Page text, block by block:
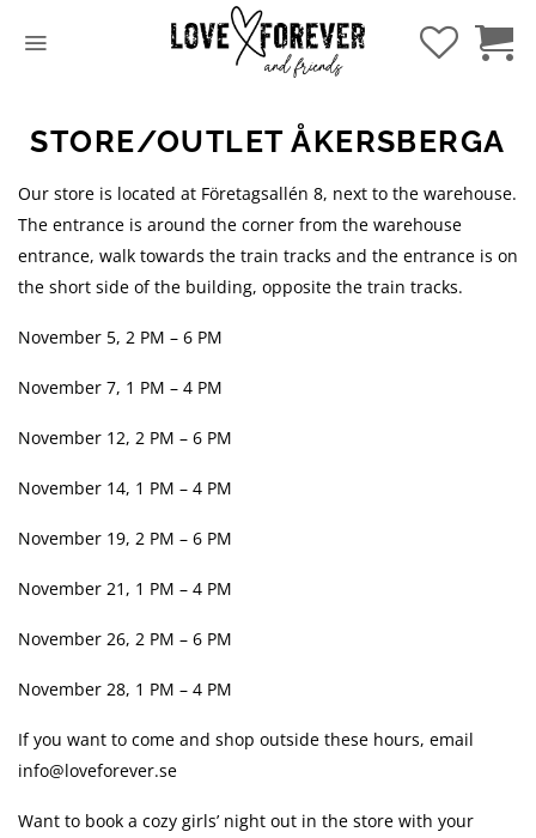
STORE/OUTLET ÅKERSBERGA
Our store is located at Företagsallén 8, next to the warehouse.
The entrance is around the corner from the warehouse
entrance, walk towards the train tracks and the entrance is on
the short side of the building, opposite the train tracks.
November 5, 2 PM – 6 PM
November 7, 1 PM – 4 PM
November 12, 2 PM – 6 PM
November 14, 1 PM – 4 PM
November 19, 2 PM – 6 PM
November 21, 1 PM – 4 PM
November 26, 2 PM – 6 PM
November 28, 1 PM – 4 PM
If you want to come and shop outside these hours, email
info@loveforever.se
Want to book a cozy girls’ night out in the store with your